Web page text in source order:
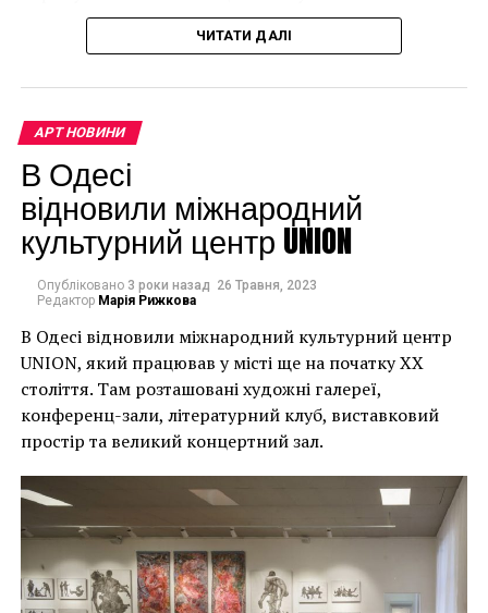
АРТ НОВОСТИ АРХЕОЛОГИЯ ИСКУССТВО
НАСТУПНА СТАТТЯ
“Чемпион мира”: фильм о шахматном матче Корчного
ПОПЕРЕДНЯ СТАТТЯ
Рисунок Дюрера, купленный на распродаже за $30,
стоит $10 млн
впевнений, що Бенксі
усвідомлює
непередбачувані
наслідки для власників
будинків. Якби ми
могли повернути час
назад, ми б це
зробили”.
Хулігани, які намагалися зафарбувати мурал, злодії,
які відколювали зафарбовані фрагменти, щоб
продати їх у Facebook, тріщини в стіні та члени
окружної ради – це лише деякі з неприємностей, з
якими довелося зіткнутися Куттсам. Після крадіжки
їм довелося за власний кошт найняти охоронця,
який би наглядав за муралом вночі.
Єдиний вихід, кажуть Куттси, – це зняти 22-тонну
фреску, а для цього за останній місяць довелося
“зміцнити її 12 шарами смоли, скловолокна і
ЧИТАТИ ДАЛІ
АРТ НОВИНИ
В Одесі
відновили міжнародний
культурний центр UNION
Опубліковано 3 роки назад 26 Травня, 2023
Редактор Марія Рижкова
В Одесі відновили міжнародний культурний центр
UNION, який працював у місті ще на початку XX
століття. Там розташовані художні галереї,
конференц-зали, літературний клуб, виставковий
простір та великий концертний зал.